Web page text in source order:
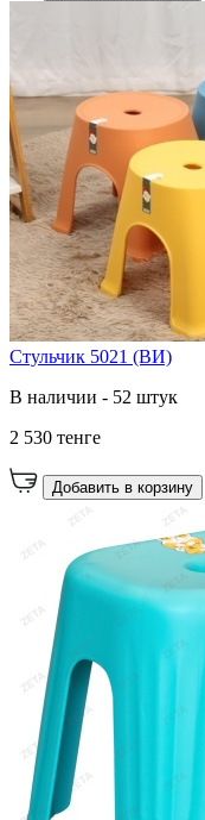
Стульчик 5021 (ВИ)
В наличии - 52 штук
2 530 тенге
Добавить в корзину